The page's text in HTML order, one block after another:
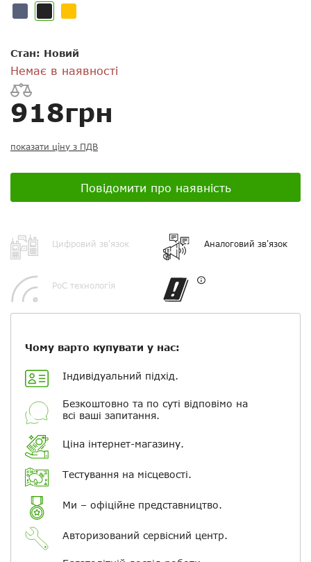
Стан: Новий
Немає в наявності
918грн
показати ціну з ПДВ
Повідомити про наявність
Цифровий зв'язок Аналоговий зв'язок
PoC технологія
Чому варто купувати у нас:
Індивідуальний підхід.
Безкоштовно та по суті відповімо на
всі ваші запитання.
Ціна інтернет-магазину.
Тестування на місцевості.
Ми – офіційне представництво.
Авторизований сервісний центр.
Посилання на відео з Youtube:
Додати фотографії
+ Вибрати файли
Ваше ім'я
Електронна пошта
Скасувати Залишити відгук